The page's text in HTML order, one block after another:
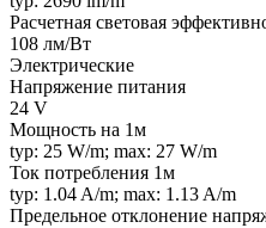
Расчетная световая
108 лм/Вт
Электрические
Напряжение питания
24 V
Мощность на 1м
typ: 25 W/m; max: 27 W/m
Ток потребления 1м
typ: 1.04 A/m; max: 1.13 A/m
Предельное отклонение